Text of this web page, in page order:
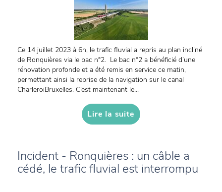
Ce 14 juillet 2023 à 6h, le trafic fluvial a repris au plan incliné
de Ronquières via le bac n°2. Le bac n°2 a bénéficié d’une
rénovation profonde et a été remis en service ce matin,
permettant ainsi la reprise de la navigation sur le canal
CharleroiBruxelles. C’est maintenant le...
Lire la suite
Incident - Ronquières : un câble a
cédé, le trafic fluvial est interrompu